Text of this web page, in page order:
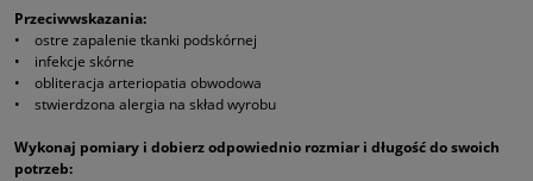
Przeciwwskazania:
• ostre zapalenie tkanki podskórnej
• infekcje skórne
• obliteracja arteriopatia obwodowa
• stwierdzona alergia na skład wyrobu
Wykonaj pomiary i dobierz odpowiednio rozmiar i długość do swoich
potrzeb: